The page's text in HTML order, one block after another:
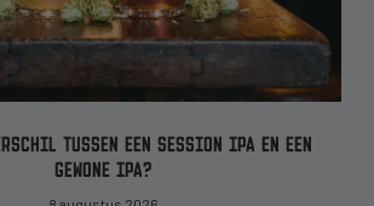
TUSSEN EEN SESSION IPA EN EEN
GEWONE IPA?